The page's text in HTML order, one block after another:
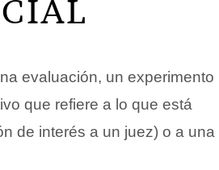
evaluación, un experimento
que refiere a lo que está
de interés a un juez) o a una